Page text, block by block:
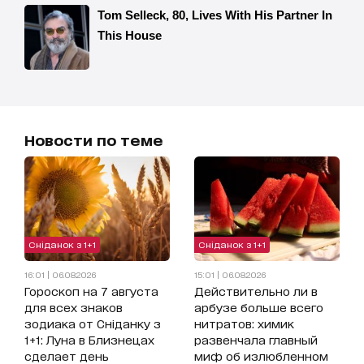
Новости по теме
Сніданок з 1+1
16:01 | 06.08.2026
Гороскоп на 7 августа
для всех знаков
зодиака от Сніданку з
1+1: Луна в Близнецах
сделает день
Сніданок з 1+1
15:01 | 06.08.2026
Действительно ли в
арбузе больше всего
нитратов: химик
развенчала главный
миф об излюбленном